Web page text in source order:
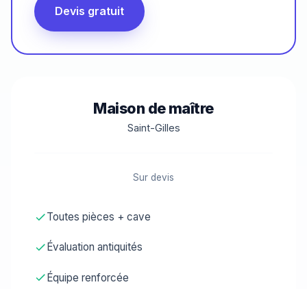
Devis gratuit
Maison de maître
Saint-Gilles
Sur devis
Toutes pièces + cave
Évaluation antiquités
Équipe renforcée